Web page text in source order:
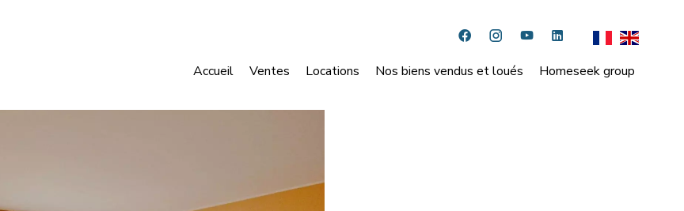
Accueil Ventes Locations Nos biens vendus et loués Homeseek group